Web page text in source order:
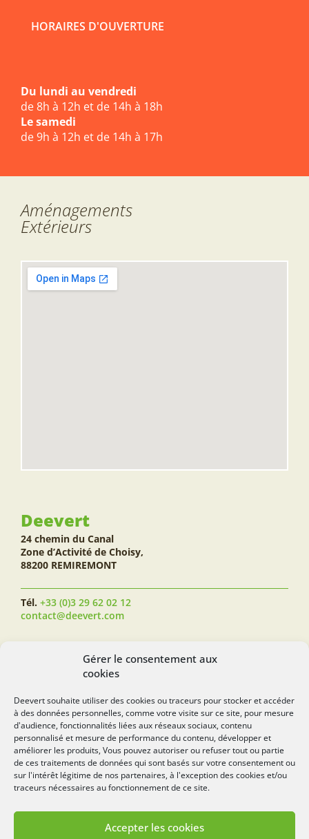
Gérer le consentement aux
cookies
Deevert souhaite utiliser des cookies ou traceurs pour stocker et accéder
à des données personnelles, comme votre visite sur ce site, pour mesure
d'audience, fonctionnalités liées aux réseaux sociaux, contenu
personnalisé et mesure de performance du contenu, développer et
améliorer les produits, Vous pouvez autoriser ou refuser tout ou partie
de ces traitements de données qui sont basés sur votre consentement ou
sur l'intérêt légitime de nos partenaires, à l'exception des cookies et/ou
traceurs nécessaires au fonctionnement de ce site.
Accepter les cookies
HORAIRES D'OUVERTURE
Du lundi au vendredi
de 8h à 12h et de 14h à 18h
Le samedi
de 9h à 12h et de 14h à 17h
Aménagements
Extérieurs
Deevert
24 chemin du Canal
Zone d’Activité de Choisy,
88200 REMIREMONT
Tél. +33 (0)3 29 62 02 12
contact@deevert.com
SUIVEZ-NOUS...
deevert.com